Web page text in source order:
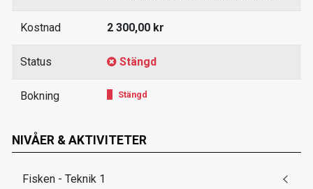
Kostnad 2 300,00 kr
Status Stängd
Bokning Stängd
NIVÅER & AKTIVITETER
Fisken - Teknik 1